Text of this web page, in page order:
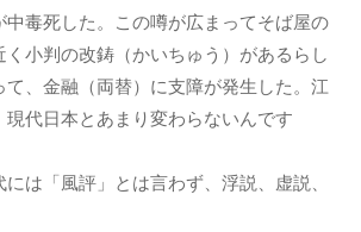
毒死した。この噂が広まってそば屋の
小判の改鋳（かいちゅう）があるらし
て、金融（両替）に支障が発生した。江
現代日本とあまり変わらないんです
は「風評」とは言わず、浮説、虚説、